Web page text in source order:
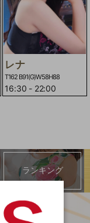
レナ
T162 B91(G)W58H88
16:30 - 22:00
ランキング